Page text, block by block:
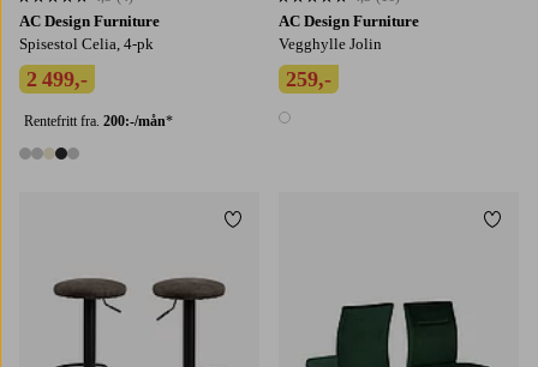
AC Design Furniture
Spisestol Celia, 4-pk
2 499,-
Rentefritt fra. 200:-/mån*
5 farger
AC Design Furniture
Vegghylle Jolin
259,-
1 farge
Legg til favoritter